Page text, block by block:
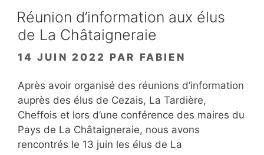
Réunion d’information aux élus
de La Châtaigneraie
14 JUIN 2022 PAR FABIEN
Après avoir organisé des réunions d’information
auprès des élus de Cezais, La Tardière,
Cheffois et lors d’une conférence des maires du
Pays de La Châtaigneraie, nous avons
rencontrés le 13 juin les élus de La